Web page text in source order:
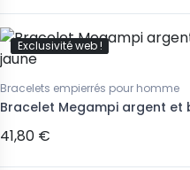
Exclusivité web !
Bracelets empierrés pour homme
Bracelet Megampi argent et
41,80 €